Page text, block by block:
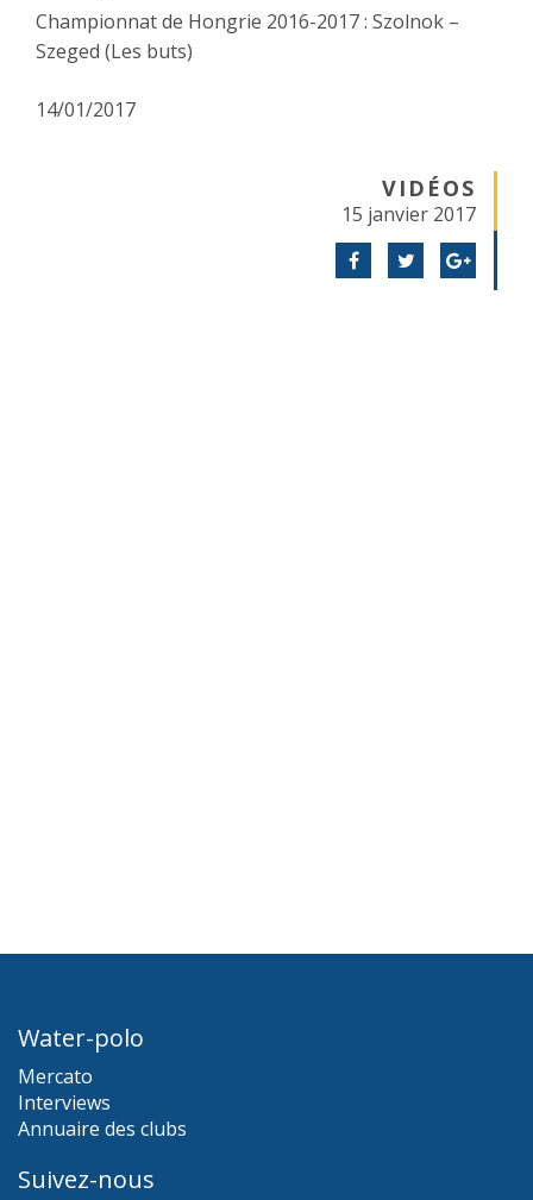
Championnat de Hongrie 2016-2017 : Szolnok –
Szeged (Les buts)
14/01/2017
VIDÉOS
15 janvier 2017
Water-polo
Mercato
Interviews
Annuaire des clubs
Suivez-nous